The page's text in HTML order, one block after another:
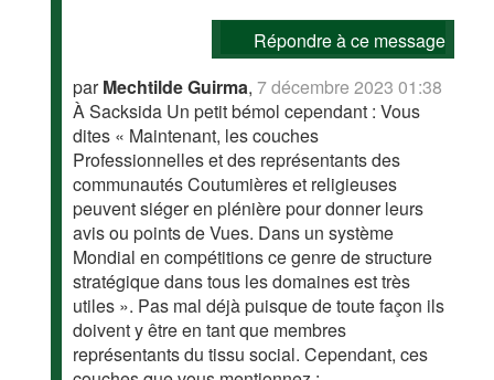
Répondre à ce message
parMechtilde Guirma,7 décembre 2023 01:38
À Sacksida Un petit bémol cependant : Vous
dites « Maintenant, les couches
Professionnelles et des représentants des
communautés Coutumières et religieuses
peuvent siéger en plénière pour donner leurs
avis ou points de Vues. Dans un système
Mondial en compétitions ce genre de structure
stratégique dans tous les domaines est très
utiles ». Pas mal déjà puisque de toute façon ils
doivent y être en tant que membres
représentants du tissu social. Cependant, ces